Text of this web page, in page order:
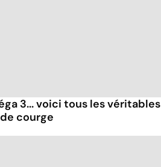
3... voici tous les véritables
courge